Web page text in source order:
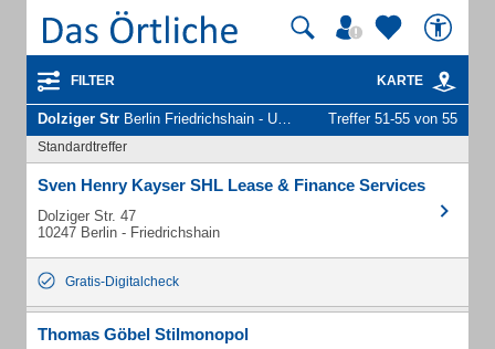
FILTER KARTE
Dolziger Str Berlin Friedrichshain - Unternehmen und Personen Treffer 51-55 von 55
Standardtreffer
Sven Henry Kayser SHL Lease & Finance Services
Dolziger Str. 47
10247 Berlin - Friedrichshain
Gratis-Digitalcheck
Thomas Göbel Stilmonopol